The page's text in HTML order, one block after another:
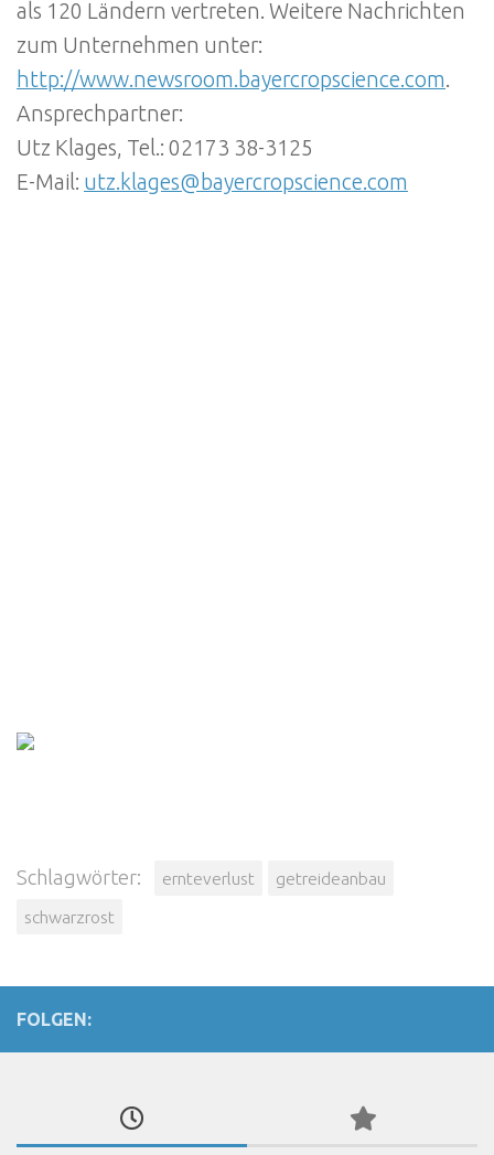
als 120 Ländern vertreten. Weitere Nachrichten
zum Unternehmen unter:
http://www.newsroom.bayercropscience.com.
Ansprechpartner:
Utz Klages, Tel.: 02173 38-3125
E-Mail: utz.klages@bayercropscience.com
Schlagwörter: ernteverlust
getreideanbau
schwarzrost
FOLGEN: